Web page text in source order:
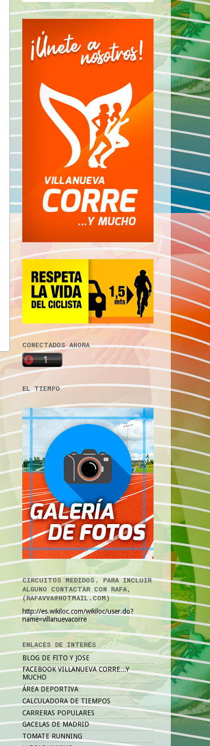
CONECTADOS AHORA
EL TIEMPO
CIRCUITOS MEDIDOS. PARA INCLUIR
ALGUNO CONTACTAR CON RAFA,
(RAFAVVA@HOTMAIL.COM)
http://es.wikiloc.com/wikiloc/user.do?
name=villanuevacorre
ENLACES DE INTERÉS
BLOG DE FITO Y JOSE
FACEBOOK VILLANUEVA CORRE...Y
MUCHO
ÁREA DEPORTIVA
CALCULADORA DE TIEMPOS
CARRERAS POPULARES
GACELAS DE MADRID
TOMATE RUNNING